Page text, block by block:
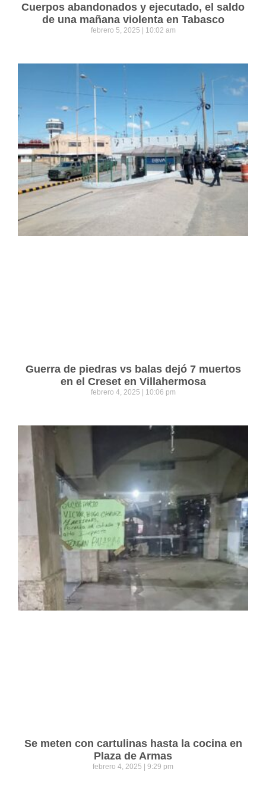
Cuerpos abandonados y ejecutado, el saldo
de una mañana violenta en Tabasco
febrero 5, 2025 10:02 am
Guerra de piedras vs balas dejó 7 muertos
en el Creset en Villahermosa
febrero 4, 2025 10:06 pm
Se meten con cartulinas hasta la cocina en
Plaza de Armas
febrero 4, 2025 9:29 pm